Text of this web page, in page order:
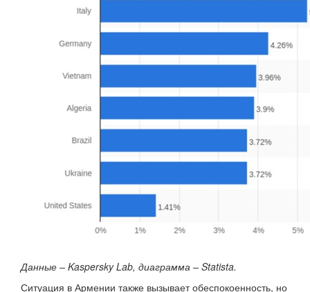
Данные – Kaspersky Lab, диаграмма – Statista.
Ситуация в Армении также вызывает обеспокоенность, но